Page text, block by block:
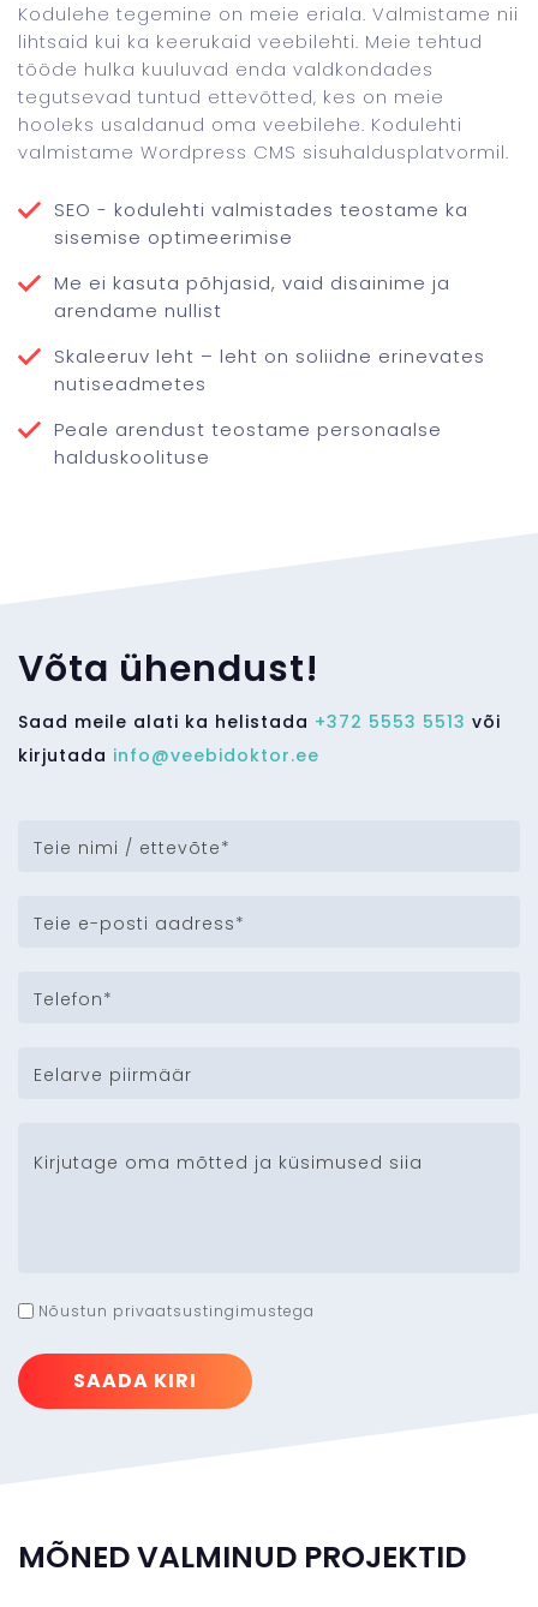
Kodulehe tegemine on meie eriala. Valmistame nii
lihtsaid kui ka keerukaid veebilehti. Meie tehtud
tööde hulka kuuluvad enda valdkondades
tegutsevad tuntud ettevõtted, kes on meie
hooleks usaldanud oma veebilehe. Kodulehti
valmistame Wordpress CMS sisuhaldusplatvormil.
SEO - kodulehti valmistades teostame ka
sisemise optimeerimise
Me ei kasuta põhjasid, vaid disainime ja
arendame nullist
Skaleeruv leht – leht on soliidne erinevates
nutiseadmetes
Peale arendust teostame personaalse
halduskoolituse
Võta ühendust!
Saad meile alati ka helistada +372 5553 5513 või
kirjutada info@veebidoktor.ee
Nõustun privaatsustingimustega
SAADA KIRI
MÕNED VALMINUD PROJEKTID